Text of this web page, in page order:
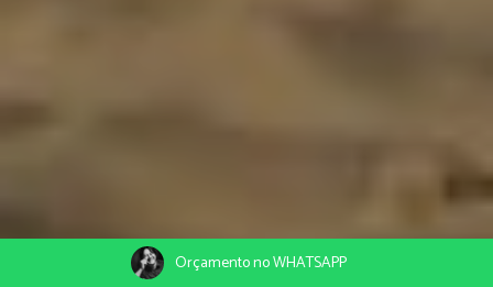
Orçamento no WHATSAPP